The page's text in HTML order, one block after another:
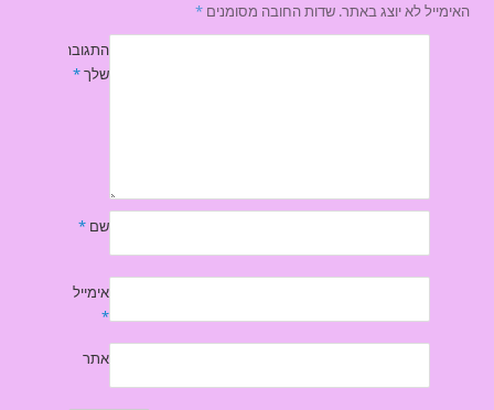
האימייל לא יוצג באתר. שדות החובה מסומנים *
התגובה
שלך*
שם*
אימייל
*
אתר